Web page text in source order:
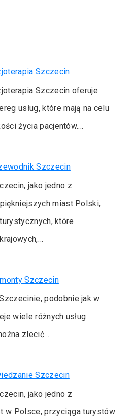
Szczecin
Szczecin oferuje
usług, które mają na celu
życia pacjentów.…
Szczecin
jako jedno z
miast Polski,
które
Szczecin
podobnie jak w
wiele różnych usług
zlecić…
Szczecin
jako jedno z
w Polsce, przyciąga turystów